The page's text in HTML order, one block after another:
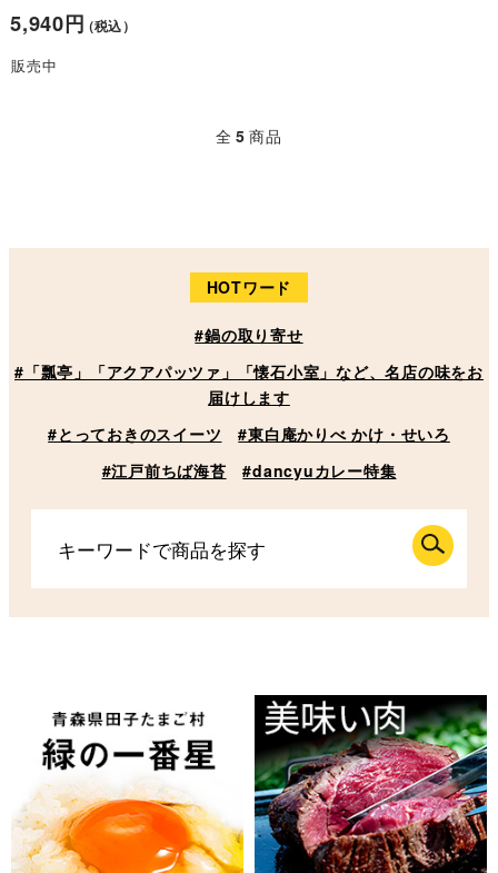
5,940円（税込）
販売中
全 5 商品
HOTワード
#鍋の取り寄せ
#「瓢亭」「アクアパッツァ」「懐石小室」など、名店の味をお
届けします
#とっておきのスイーツ
#東白庵かりべ かけ・せいろ
#江戸前ちば海苔
#dancyuカレー特集